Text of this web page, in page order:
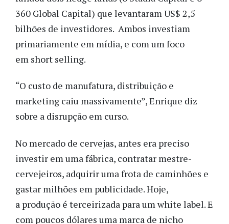
360 Global Capital) que levantaram US$ 2,5
bilhões de investidores. Ambos investiam
primariamente em mídia, e com um foco
em short selling.
“O custo de manufatura, distribuição e
marketing caiu massivamente”, Enrique diz
sobre a disrupção em curso.
No mercado de cervejas, antes era preciso
investir em uma fábrica, contratar mestre-
cervejeiros, adquirir uma frota de caminhões e
gastar milhões em publicidade. Hoje,
a produção é terceirizada para um white label. E
com poucos dólares uma marca de nicho